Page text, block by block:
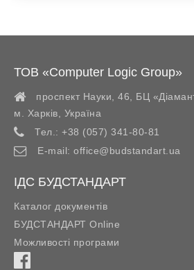
ТОВ «Computer Logic Group»
проспект Науки, 46, БЦ
м. Харків
Україна
Тел.: +38 (057) 341-80-81
E-mail: office@budstandart.ua
ІДС БУДСТАНДАРТ
Каталог документів
БУДСТАНДАРТ Online
Можливості програми